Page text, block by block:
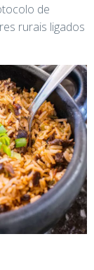
de
rurais ligados